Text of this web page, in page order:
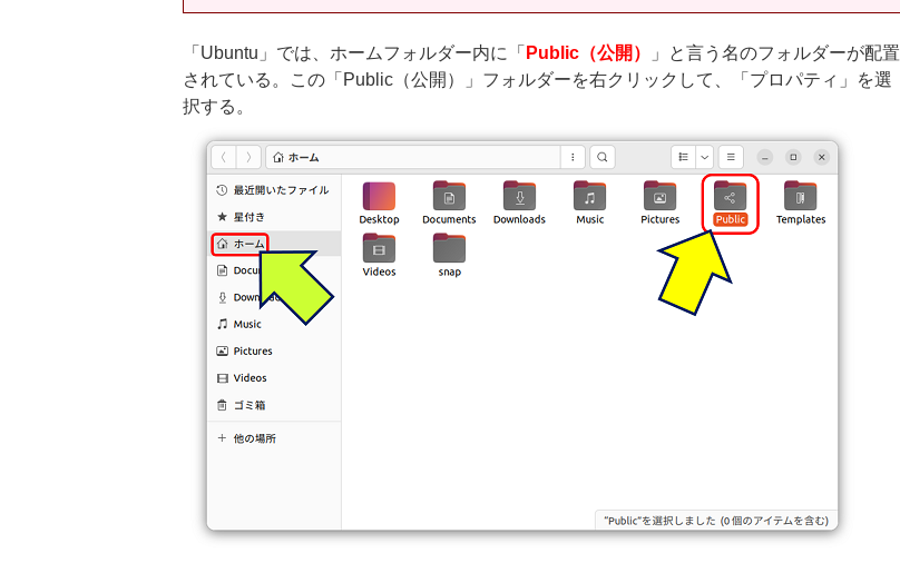
「Ubuntu」では、ホームフォルダー内に「 Public（公開）
」と言う名のフォルダーが配置
されている。この「Public（公開）」フォルダーを右クリックして、「プロパティ」を選
択する。